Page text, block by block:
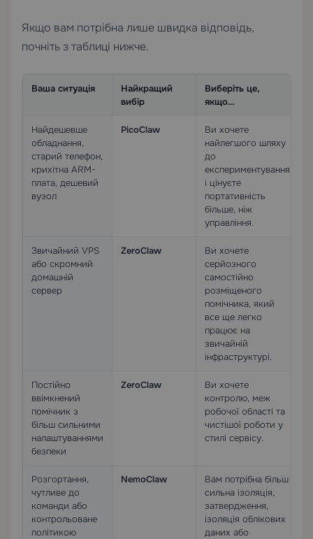
Якщо вам потрібна лише швидка відповідь,
почніть з таблиці нижче.
Ваша ситуація
Найкращий
вибір
Виберіть це,
якщо…
Найдешевше
обладнання,
старий телефон,
крихітна ARM-
плата, дешевий
вузол
PicoClaw
Ви хочете
найлегшого шляху
до
експериментування
і цінуєте
портативність
більше, ніж
управління.
Звичайний VPS
або скромний
домашній
сервер
ZeroClaw
Ви хочете
серйозного
самостійно
розміщеного
помічника, який
все ще легко
працює на
звичайній
інфраструктурі.
Постійно
ввімкнений
помічник з
більш сильними
налаштуваннями
безпеки
ZeroClaw
Ви хочете
контролю, меж
робочої області та
чистішої роботи у
стилі сервісу.
Розгортання,
чутливе до
команди або
контрольоване
політикою
NemoClaw
Вам потрібна більш
сильна ізоляція,
затвердження,
ізоляція облікових
даних або